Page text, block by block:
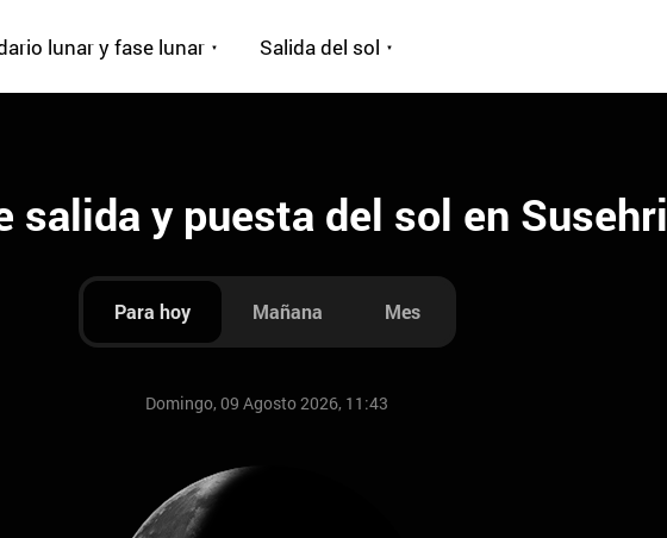
lunar y fase lunar Salida del sol
salida y puesta del sol en Susehri
Para hoy Mañana Mes
Domingo, 09 Agosto 2026, 11:43